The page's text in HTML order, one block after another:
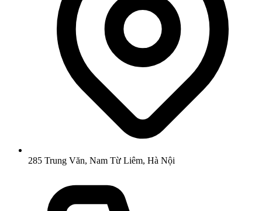
285 Trung Văn, Nam Từ Liêm, Hà Nội